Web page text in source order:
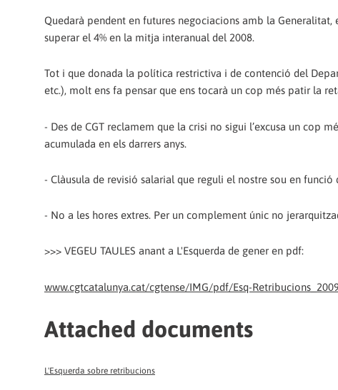
Quedarà pendent en futures negociacions amb la Generalitat,
superar el 4% en la mitja interanual del 2008.
Tot i que donada la política restrictiva i de contenció del
etc.), molt ens fa pensar que ens tocarà un cop més patir la
- Des de CGT reclamem que la crisi no sigui l’excusa un cop
acumulada en els darrers anys.
- Clàusula de revisió salarial que reguli el nostre sou en funció
- No a les hores extres. Per un complement únic no
>>> VEGEU TAULES anant a L'Esquerda de gener en pdf:
www.cgtcatalunya.cat/cgtense/IMG/pdf/Esq-
Attached documents
L'Esquerda sobre retribucions